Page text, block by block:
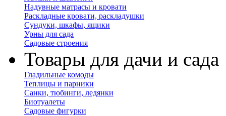
Надувные матрасы и кровати
Раскладные кровати, раскладушки
Сундуки, шкафы, ящики
Урны для сада
Садовые строения
Товары для дачи и сада
Гладильные комоды
Теплицы и парники
Санки, тюбинги, ледянки
Биотуалеты
Садовые фигурки